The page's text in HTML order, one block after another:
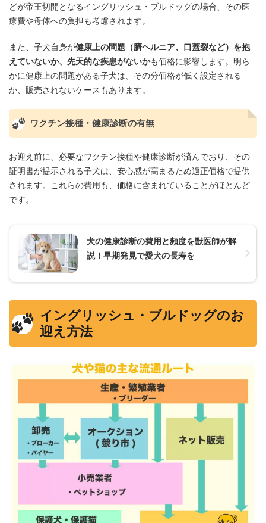
どが帝王切開となるイングリッシュ・ブルドッグの場合、その医
療費や母体への負担も考慮されます。
また、子犬自身が健康上の問題（臍ヘルニア、口蓋裂など）を抱
えていないか、先天的な疾患がないかも価格に影響します。明ら
かに健康上の問題がある子犬は、その分価格が低く設定される
か、販売されないケースもあります。
ワクチン接種・健康診断の有無
お迎え前に、必要なワクチン接種や健康診断が済んでおり、その
証明書が提示される子犬は、安心感が高まるため適正価格で提供
されます。これらの費用も、価格に含まれていることがほとんど
です。
犬の健康診断の費用と頻度を獣医師が解
説！早期発見で愛犬の長寿を
イングリッシュ・ブルドッグのお
迎え方法